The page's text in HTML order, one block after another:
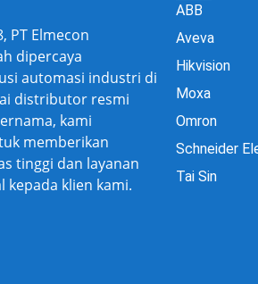
PT Elmecon
dipercaya
automasi industri di
distributor resmi
kami
memberikan
tinggi dan layanan
kepada klien kami.
ABB
Aveva
Hikvision
Moxa
Omron
Schneider
Tai Sin